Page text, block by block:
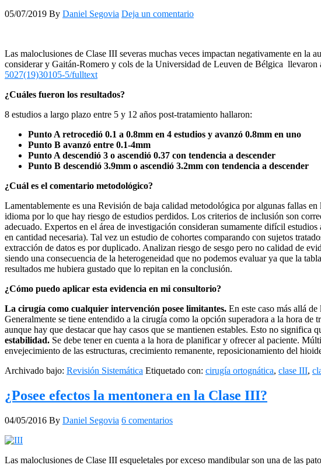
05/07/2019 By Daniel Segovia Deja un comentario
Las maloclusiones de Clase III severas muchas veces impactan negativamente en la
considerar y Gaitán-Romero y cols de la Universidad de Leuven de Bélgica llevaron
5027(19)30105-5/fulltext
¿Cuáles fueron los resultados?
8 estudios a largo plazo entre 5 y 12 años post-tratamiento hallaron:
Punto A retrocedió 0.1 a 0.8mm en 4 estudios y avanzó 0.8mm en uno
Punto B avanzó entre 0.1-4mm
Punto A descendió 3 o ascendió 0.37 con tendencia a descender
Punto B descendió 3.9mm o ascendió 3.2mm con tendencia a descender
¿Cuál es el comentario metodológico?
Lamentablemente es una Revisión de baja calidad metodológica por algunas fallas
idioma por lo que hay riesgo de estudios perdidos. Los criterios de inclusión son
adecuado. Expertos en el área de investigación consideran sumamente difícil
en cantidad necesaria). Tal vez un estudio de cohortes comparando con sujetos
extracción de datos es por duplicado. Analizan riesgo de sesgo pero no calidad de
siendo una consecuencia de la heterogeneidad que no podemos evaluar ya que la
resultados me hubiera gustado que lo repitan en la conclusión.
¿Cómo puedo aplicar esta evidencia en mi consultorio?
La cirugía como cualquier intervención posee limitantes. En este caso más allá
Generalmente se tiene entendido a la cirugía como la opción superadora a la hora
aunque hay que destacar que hay casos que se mantienen estables. Esto no
estabilidad. Se debe tener en cuenta a la hora de planificar y ofrecer al paciente.
envejecimiento de las estructuras, crecimiento remanente, reposicionamiento del
Archivado bajo: Revisión Sistemática Etiquetado con: cirugía ortognática, clase III,
¿Posee efectos la mentonera en la Clase III?
04/05/2016 By Daniel Segovia 6 comentarios
Las maloclusiones de Clase III esqueletales por exceso mandibular son una de las